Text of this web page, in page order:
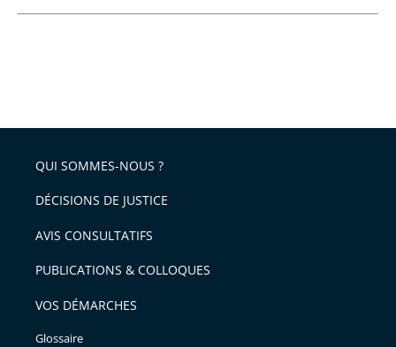
QUI SOMMES-NOUS ?
DÉCISIONS DE JUSTICE
AVIS CONSULTATIFS
PUBLICATIONS & COLLOQUES
VOS DÉMARCHES
Glossaire